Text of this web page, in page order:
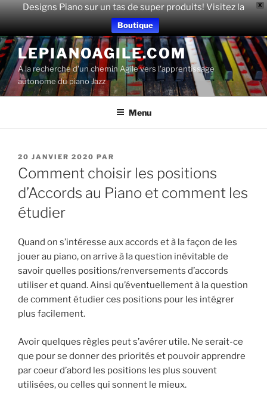
X
Designs Piano sur un tas de super produits! Visitez la
Boutique
Aller
au
contenu
principal
LEPIANOAGILE.COM
A la recherche d'un chemin Agile vers l'apprentissage
autonome du piano Jazz
Menu
PUBLIÉ
LE
20 JANVIER 2020 PAR
Comment choisir les positions
d’Accords au Piano et comment les
étudier
Quand on s’intéresse aux accords et à la façon de les
jouer au piano, on arrive à la question inévitable de
savoir quelles positions/renversements d’accords
utiliser et quand. Ainsi qu’éventuellement à la question
de comment étudier ces positions pour les intégrer
plus facilement.
Avoir quelques règles peut s’avérer utile. Ne serait-ce
que pour se donner des priorités et pouvoir apprendre
par coeur d’abord les positions les plus souvent
utilisées, ou celles qui sonnent le mieux.